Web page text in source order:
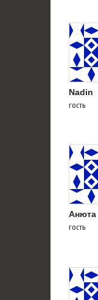
Nadin
гость
Анюта
гость